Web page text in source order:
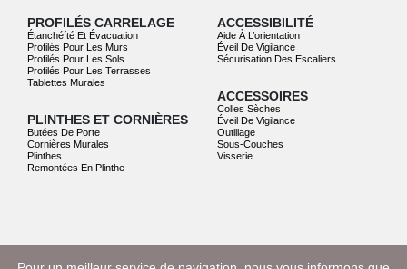
PROFILÉS CARRELAGE
Étanchéíté Et Évacuation
Profilés Pour Les Murs
Profilés Pour Les Sols
Profilés Pour Les Terrasses
Tablettes Murales
PLINTHES ET CORNIÈRES
Butées De Porte
Cornières Murales
Plinthes
Remontées En Plinthe
ACCESSIBILITÉ
Aide À L’orientation
Éveil De Vigilance
Sécurisation Des Escaliers
ACCESSOIRES
Colles Sèches
Éveil De Vigilance
Outillage
Sous-Couches
Visserie